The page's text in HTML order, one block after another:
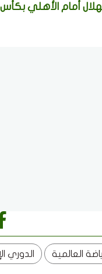
أمام الأهلي
العالمية الدوري